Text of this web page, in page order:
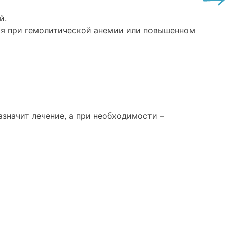
при гемолитической анемии или повышенном
лечение, а при необходимости –